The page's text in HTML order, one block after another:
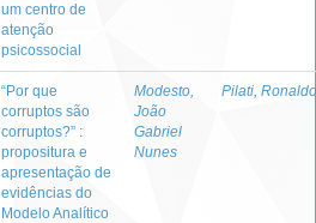
um centro de
atenção
psicossocial
“Por que
corruptos são
corruptos?” :
propositura e
apresentação de
evidências do
Modelo Analítico
Modesto,
João
Gabriel
Nunes
Pilati, Ronaldo